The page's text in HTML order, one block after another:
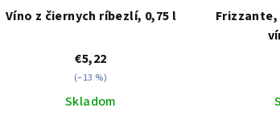
k
u
Víno z čiernych ríbezlí, 0,75 l
€5,22
(–13 %)
Skladom